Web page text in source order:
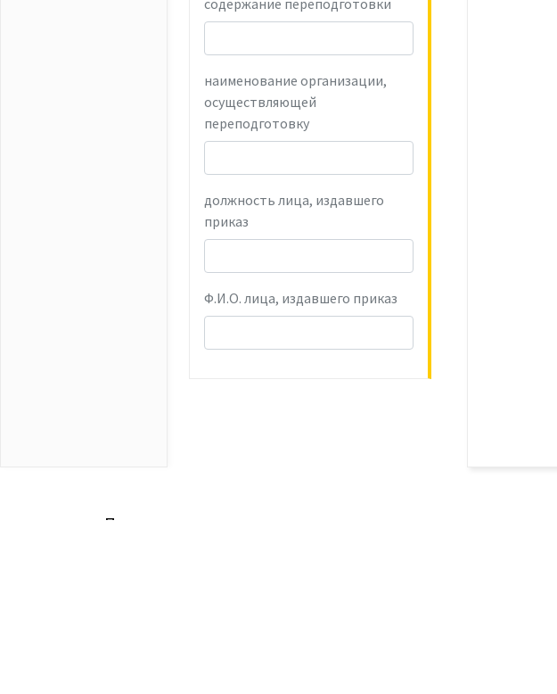
содержание переподготовки
наименование организации,
осуществляющей
переподготовку
должность лица, издавшего
приказ
Ф.И.О. лица, издавшего приказ
Приказ о направлении на переподготовку